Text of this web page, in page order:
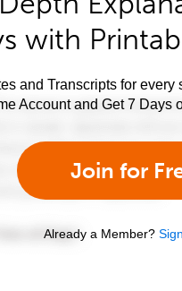
with
and Transcripts for
Account and Get 7 Days
Join for
Already a Member?